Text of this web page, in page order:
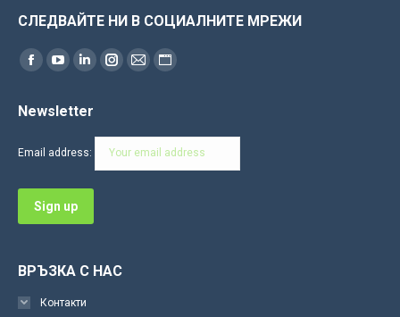
СЛЕДВАЙТЕ НИ В СОЦИАЛНИТЕ МРЕЖИ
Find us on:
Facebook
opens
window
YouTube
opens
window
Linkedin
opens
window
Instagram
in
Mail
in
Website
in
Newsletter
Email address:
ВРЪЗКА С НАС
Контакти